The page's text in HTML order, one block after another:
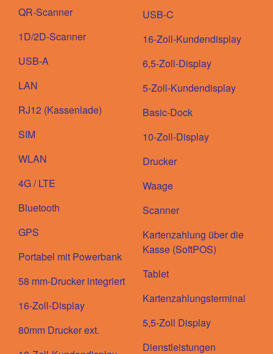
QR-Scanner
1D/2D-Scanner
USB-A
LAN
RJ12 (Kassenlade)
SIM
WLAN
4G / LTE
Bluetooth
GPS
Portabel mit Powerbank
58 mm-Drucker integriert
16-Zoll-Display
80mm Drucker ext.
USB-C
16-Zoll-Kundendisplay
6,5-Zoll-Display
5-Zoll-Kundendisplay
Basic-Dock
10-Zoll-Display
Drucker
Waage
Scanner
Kartenzahlung über die
Kasse (SoftPOS)
Tablet
Kartenzahlungsterminal
5,5-Zoll Display
Dienstleistungen